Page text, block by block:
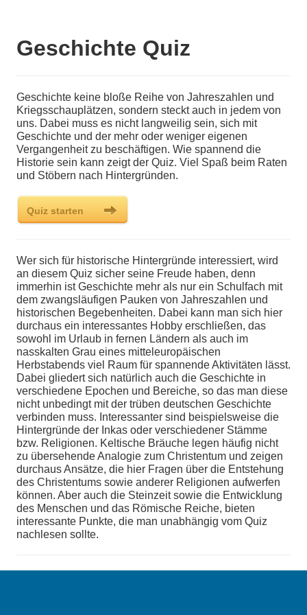
Geschichte Quiz
Geschichte keine bloße Reihe von Jahreszahlen und
Kriegsschauplätzen, sondern steckt auch in jedem von
uns. Dabei muss es nicht langweilig sein, sich mit
Geschichte und der mehr oder weniger eigenen
Vergangenheit zu beschäftigen. Wie spannend die
Historie sein kann zeigt der Quiz. Viel Spaß beim Raten
und Stöbern nach Hintergründen.
Wer sich für historische Hintergründe interessiert, wird
an diesem Quiz sicher seine Freude haben, denn
immerhin ist Geschichte mehr als nur ein Schulfach mit
dem zwangsläufigen Pauken von Jahreszahlen und
historischen Begebenheiten. Dabei kann man sich hier
durchaus ein interessantes Hobby erschließen, das
sowohl im Urlaub in fernen Ländern als auch im
nasskalten Grau eines mitteleuropäischen
Herbstabends viel Raum für spannende Aktivitäten lässt.
Dabei gliedert sich natürlich auch die Geschichte in
verschiedene Epochen und Bereiche, so das man diese
nicht unbedingt mit der trüben deutschen Geschichte
verbinden muss. Interessanter sind beispielsweise die
Hintergründe der Inkas oder verschiedener Stämme
bzw. Religionen. Keltische Bräuche legen häufig nicht
zu übersehende Analogie zum Christentum und zeigen
durchaus Ansätze, die hier Fragen über die Entstehung
des Christentums sowie anderer Religionen aufwerfen
können. Aber auch die Steinzeit sowie die Entwicklung
des Menschen und das Römische Reiche, bieten
interessante Punkte, die man unabhängig vom Quiz
nachlesen sollte.